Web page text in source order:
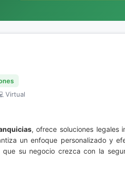
Virtual
, ofrece soluciones legales
un enfoque personalizado y
su negocio crezca con la